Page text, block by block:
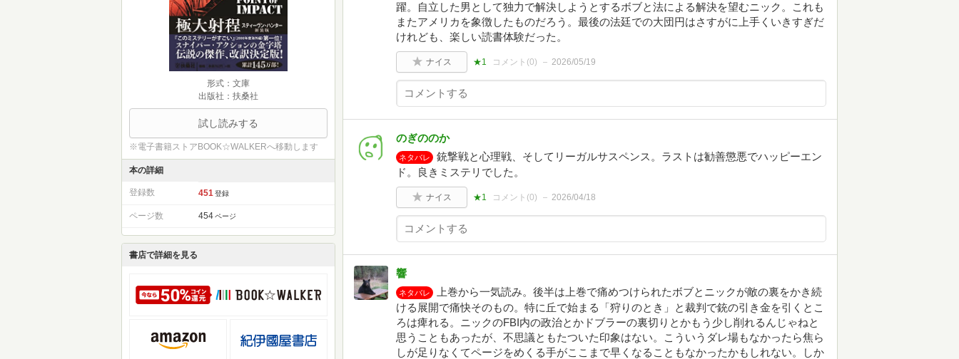
形式：文庫
出版社：扶桑社
試し読みする
※電子書籍ストアBOOK☆WALKERへ移動します
本の詳細
登録数 451 登録
ページ数 454 ページ
書店で詳細を見る
躍。自立した男として独力で解決しようとするボブと法による解決を望むニック。これも
またアメリカを象徴したものだろう。最後の法廷での大団円はさすがに上手くいきすぎだ
けれども、楽しい読書体験だった。
ナイス ★1 コメント(0) 2026/05/19
のぎののか
ネタバレ
銃撃戦と心理戦、そしてリーガルサスペンス。ラストは勧善懲悪でハッピーエン
ド。良きミステリでした。
ナイス ★1 コメント(0) 2026/04/18
響
ネタバレ
上巻から一気読み。後半は上巻で痛めつけられたボブとニックが敵の裏をかき続
ける展開で痛快そのもの。特に丘で始まる「狩りのとき」と裁判で銃の引き金を引くとこ
ろは痺れる。ニックのFBI内の政治とかドブラーの裏切りとかもう少し削れるんじゃねと
思うこともあったが、不思議ともたついた印象はない。こういうダレ場もなかったら焦ら
しが足りなくてページをめくる手がここまで早くなることもなかったかもしれない。しか